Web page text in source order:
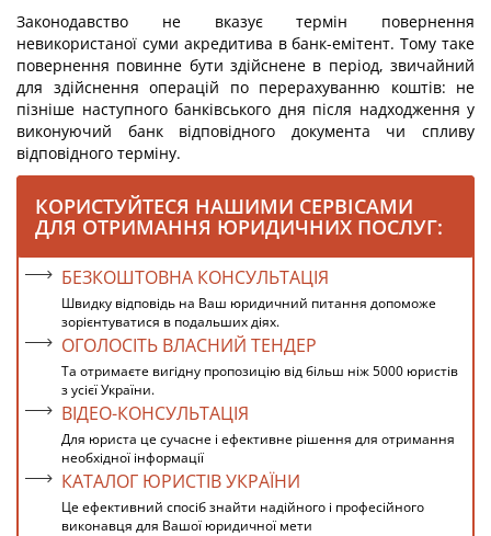
Законодавство не вказує термін повернення
невикористаної суми акредитива в банк-емітент. Тому таке
повернення повинне бути здійснене в період, звичайний
для здійснення операцій по перерахуванню коштів: не
пізніше наступного банківського дня після надходження у
виконуючий банк відповідного документа чи спливу
відповідного терміну.
КОРИСТУЙТЕСЯ НАШИМИ СЕРВІСАМИ
ДЛЯ ОТРИМАННЯ ЮРИДИЧНИХ ПОСЛУГ:
БЕЗКОШТОВНА КОНСУЛЬТАЦІЯ
Швидку відповідь на Ваш юридичний питання допоможе
зорієнтуватися в подальших діях.
ОГОЛОСІТЬ ВЛАСНИЙ ТЕНДЕР
Та отримаєте вигідну пропозицію від більш ніж 5000 юристів
з усієї України.
ВІДЕО-КОНСУЛЬТАЦІЯ
Для юриста це сучасне і ефективне рішення для отримання
необхідної інформації
КАТАЛОГ ЮРИСТІВ УКРАЇНИ
Це ефективний спосіб знайти надійного і професійного
виконавця для Вашої юридичної мети